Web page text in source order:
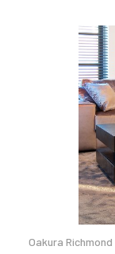
Oakura